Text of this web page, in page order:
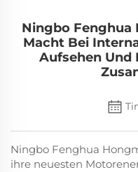
Ningbo Fenghua
Macht Bei
Aufsehen Und
Ningbo Fenghua
ihre neuesten